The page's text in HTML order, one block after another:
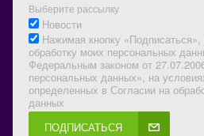
Выберите рассылку
Новости
Нажимая кнопку
обработку моих персональных
Федеральным законом от
персональных данных», на
определенных в Согласии на
данных
ПОДПИСАТЬСЯ